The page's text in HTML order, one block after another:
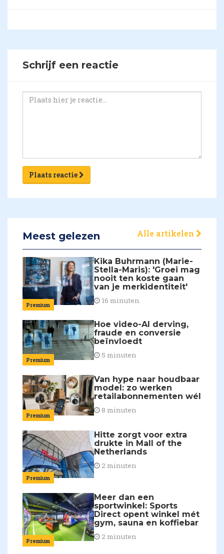
Schrijf een reactie
Plaats reactie
Meest gelezen Alle artikelen
Premium
Kika Buhrmann (Marie-
Stella-Maris): 'Groei mag
nooit ten koste gaan
van je merkidentiteit'
16 minuten
Premium
Hoe video-AI derving,
fraude en conversie
beïnvloedt
5 minuten
Premium
Van hype naar houdbaar
model: zo werken
retailabonnementen wél
8 minuten
Premium
Hitte zorgt voor extra
drukte in Mall of the
Netherlands
2 minuten
Premium
Meer dan een
sportwinkel: Sports
Direct opent winkel mét
gym, sauna en koffiebar
2 minuten